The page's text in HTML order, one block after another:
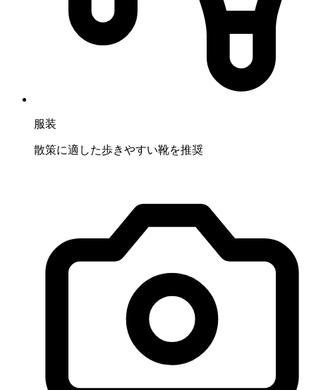
服装
散策に適した歩きやすい靴を推奨